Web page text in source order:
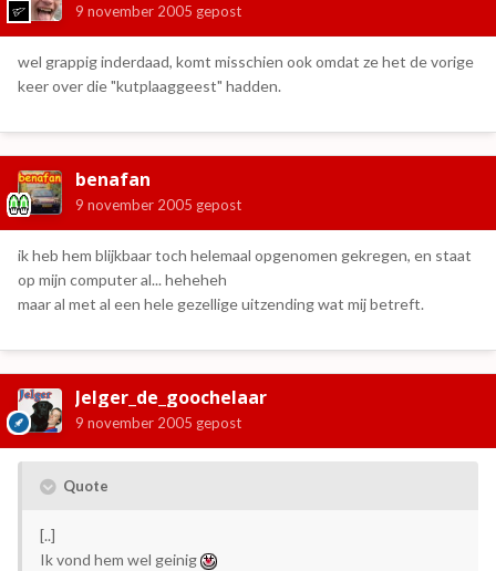
9 november 2005 gepost
wel grappig inderdaad, komt misschien ook omdat ze het de vorige
keer over die "kutplaaggeest" hadden.
benafan
9 november 2005 gepost
ik heb hem blijkbaar toch helemaal opgenomen gekregen, en staat
op mijn computer al... heheheh
maar al met al een hele gezellige uitzending wat mij betreft.
Jelger_de_goochelaar
9 november 2005 gepost
Quote
[..]
Ik vond hem wel geinig